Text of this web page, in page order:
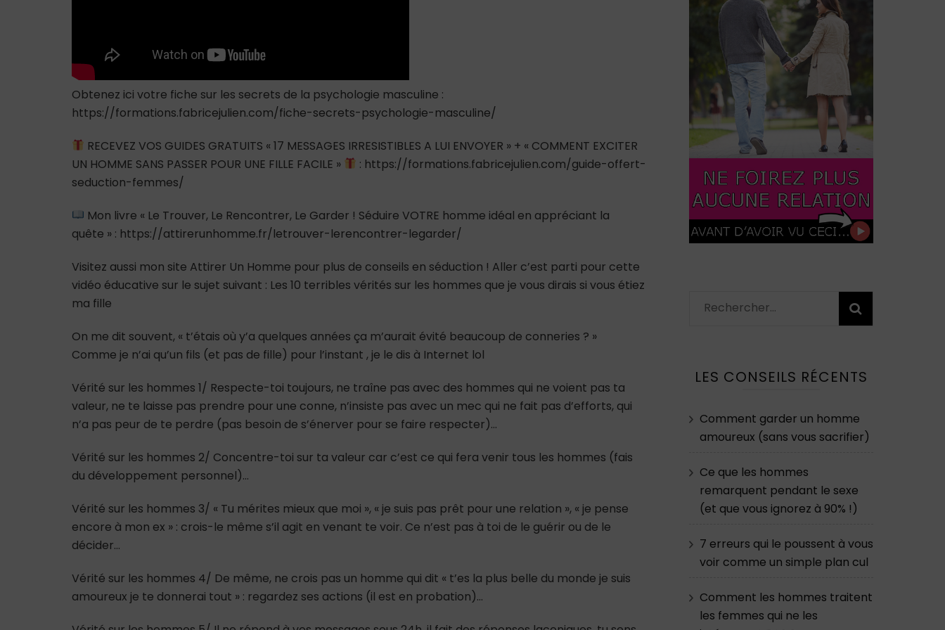
Obtenez ici votre fiche sur les secrets de la psychologie masculine :
https://formations.fabricejulien.com/fiche-secrets-psychologie-masculine/
RECEVEZ VOS GUIDES GRATUITS « 17 MESSAGES IRRESISTIBLES A LUI ENVOYER » + « COMMENT EXCITER
UN HOMME SANS PASSER POUR UNE FILLE FACILE »
: https://formations.fabricejulien.com/guide-offert-
seduction-femmes/
Mon livre « Le Trouver, Le Rencontrer, Le Garder ! Séduire VOTRE homme idéal en appréciant la
quête » : https://attirerunhomme.fr/letrouver-lerencontrer-legarder/
Visitez aussi mon site Attirer Un Homme pour plus de conseils en séduction ! Aller c’est parti pour cette
vidéo éducative sur le sujet suivant : Les 10 terribles vérités sur les hommes que je vous dirais si vous étiez
ma fille
On me dit souvent, « t’étais où y’a quelques années ça m’aurait évité beaucoup de conneries ? »
Comme je n’ai qu’un fils (et pas de fille) pour l’instant , je le dis à Internet lol
Vérité sur les hommes 1/ Respecte-toi toujours, ne traîne pas avec des hommes qui ne voient pas ta
valeur, ne te laisse pas prendre pour une conne, n’insiste pas avec un mec qui ne fait pas d’efforts, qui
n’a pas peur de te perdre (pas besoin de s’énerver pour se faire respecter)…
Vérité sur les hommes 2/ Concentre-toi sur ta valeur car c’est ce qui fera venir tous les hommes (fais
du développement personnel)…
Vérité sur les hommes 3/ « Tu mérites mieux que moi », « je suis pas prêt pour une relation », « je pense
encore à mon ex » : crois-le même s’il agit en venant te voir. Ce n’est pas à toi de le guérir ou de le
décider…
Vérité sur les hommes 4/ De même, ne crois pas un homme qui dit « t’es la plus belle du monde je suis
amoureux je te donnerai tout » : regardez ses actions (il est en probation)…
Rechercher :
LES CONSEILS RÉCENTS
Comment garder un homme
amoureux (sans vous sacrifier)
Ce que les hommes
remarquent pendant le sexe
(et que vous ignorez à 90% !)
7 erreurs qui le poussent à vous
voir comme un simple plan cul
Comment les hommes traitent
les femmes qui ne les